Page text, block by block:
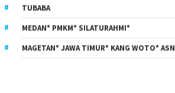
TUBABA
MEDAN* PMKM* SILATURAHMI*
MAGETAN* JAWA TIMUR* KANG WOTO* ASN